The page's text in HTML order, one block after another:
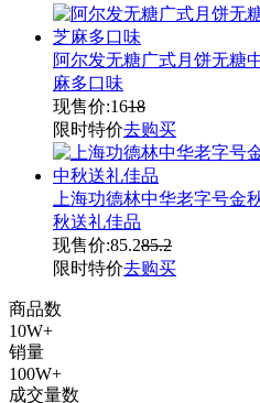
阿尔发无糖广式月饼无糖
麻多口味
现售价:1618
限时特价去购买
上海功德林中华老字号金
秋送礼佳品
现售价:85.285.2
限时特价去购买
商品数
10W+
销量
100W+
成交量数